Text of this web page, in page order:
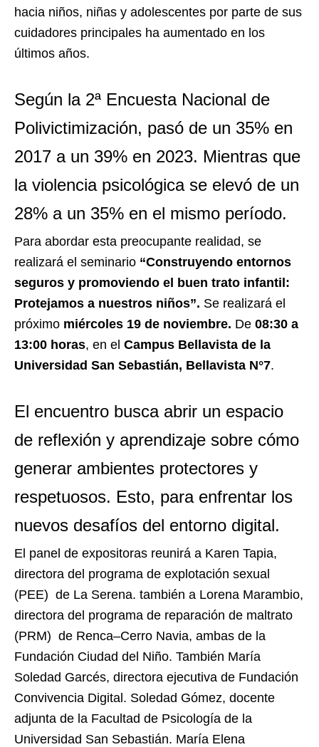
hacia niños, niñas y adolescentes por parte de sus
cuidadores principales ha aumentado en los
últimos años.
Según la 2ª Encuesta Nacional de
Polivictimización, pasó de un 35% en
2017 a un 39% en 2023. Mientras que
la violencia psicológica se elevó de un
28% a un 35% en el mismo período.
Para abordar esta preocupante realidad, se
realizará el seminario “Construyendo entornos
seguros y promoviendo el buen trato infantil:
Protejamos a nuestros niños”. Se realizará el
próximo miércoles 19 de noviembre. De 08:30 a
13:00 horas, en el Campus Bellavista de la
Universidad San Sebastián, Bellavista N°7.
El encuentro busca abrir un espacio
de reflexión y aprendizaje sobre cómo
generar ambientes protectores y
respetuosos. Esto, para enfrentar los
nuevos desafíos del entorno digital.
El panel de expositoras reunirá a Karen Tapia,
directora del programa de explotación sexual
(PEE) de La Serena. también a Lorena Marambio,
directora del programa de reparación de maltrato
(PRM) de Renca–Cerro Navia, ambas de la
Fundación Ciudad del Niño. También María
Soledad Garcés, directora ejecutiva de Fundación
Convivencia Digital. Soledad Gómez, docente
adjunta de la Facultad de Psicología de la
Universidad San Sebastián. María Elena